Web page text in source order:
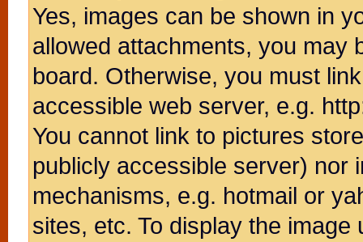
Yes, images can be shown in
allowed attachments, you may
board. Otherwise, you must
accessible web server, e.g.
You cannot link to pictures
publicly accessible server) nor
mechanisms, e.g. hotmail or
sites, etc. To display the